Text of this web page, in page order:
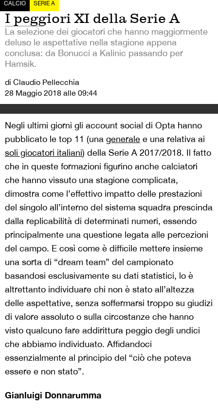
CALCIO SERIE A
I peggiori XI della Serie A
La selezione dei giocatori che hanno maggiormente
deluso le aspettative nella stagione appena
conclusa: da Bonucci a Kalinic passando per
Hamsik.
di Claudio Pellecchia
28 Maggio 2018 alle 09:44
Negli ultimi giorni gli account social di Opta hanno
pubblicato le top 11 (una generale e una relativa ai
soli giocatori italiani) della Serie A 2017/2018. Il fatto
che in queste formazioni figurino anche calciatori
che hanno vissuto una stagione complicata,
dimostra come l’effettivo impatto delle prestazioni
del singolo all’interno del sistema squadra prescinda
dalla replicabilità di determinati numeri, essendo
principalmente una questione legata alle percezioni
del campo. E così come è difficile mettere insieme
una sorta di “dream team” del campionato
basandosi esclusivamente su dati statistici, lo è
altrettanto individuare chi non è stato all’altezza
delle aspettative, senza soffermarsi troppo su giudizi
di valore assoluto o sulla circostanze che hanno
visto qualcuno fare addirittura peggio degli undici
che abbiamo individuato. Affidandoci
essenzialmente al principio del “ciò che poteva
essere e non stato”.
Gianluigi Donnarumma